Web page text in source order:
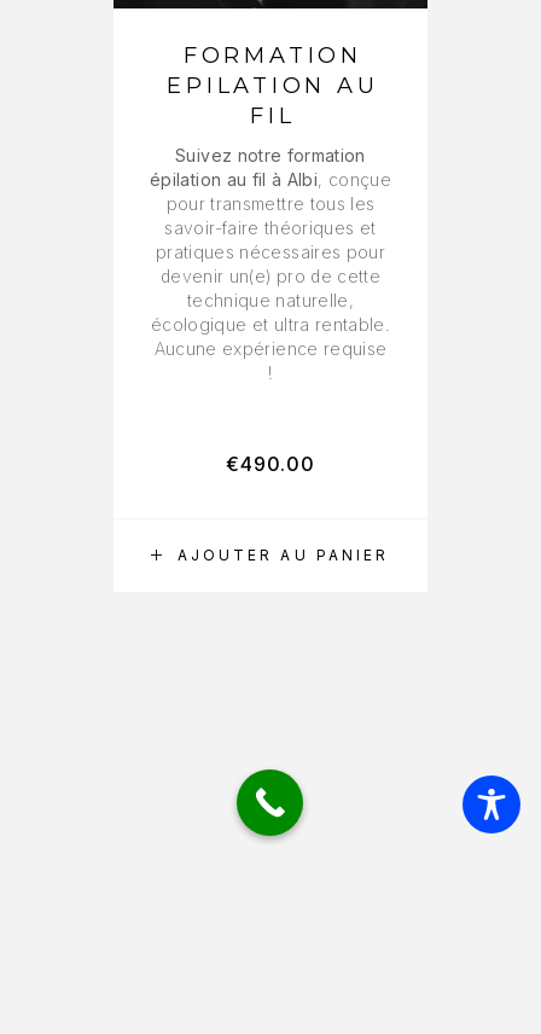
AJOUTER AU PANIER
FORMATION
EPILATION AU
FIL
Suivez notre formation
épilation au fil à Albi, conçue
pour transmettre tous les
savoir-faire théoriques et
pratiques nécessaires pour
devenir un(e) pro de cette
technique naturelle,
écologique et ultra rentable.
Aucune expérience requise
!
€490.00